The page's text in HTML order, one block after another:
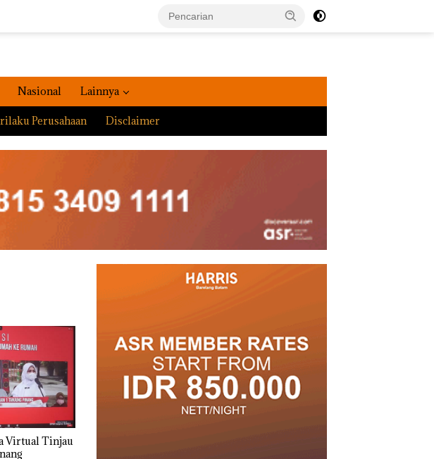
Nasional Lainnya
Perusahaan Disclaimer
Virtual Tinjau